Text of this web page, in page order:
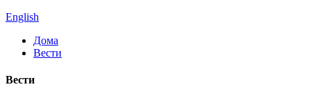
English
Дома
Вести
Вести